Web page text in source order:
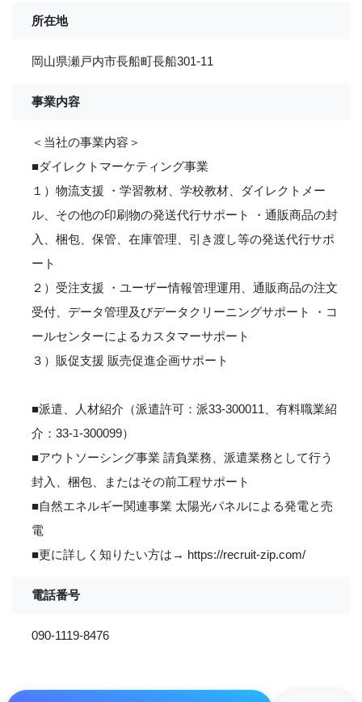
所在地
岡山県瀬戸内市長船町長船301-11
事業内容
＜当社の事業内容＞
■ダイレクトマーケティング事業
１）物流支援 ・学習教材、学校教材、ダイレクトメー
ル、その他の印刷物の発送代行サポート ・通販商品の封
入、梱包、保管、在庫管理、引き渡し等の発送代行サポ
ート
２）受注支援 ・ユーザー情報管理運用、通販商品の注文
受付、データ管理及びデータクリーニングサポート ・コ
ールセンターによるカスタマーサポート
３）販促支援 販売促進企画サポート
■派遣、人材紹介（派遣許可：派33-300011、有料職業紹
介：33-ﾕ‐300099）
■アウトソーシング事業 請負業務、派遣業務として行う
封入、梱包、またはその前工程サポート
■自然エネルギー関連事業 太陽光パネルによる発電と売
電
■更に詳しく知りたい方は→ https://recruit-zip.com/
電話番号
090-1119-8476